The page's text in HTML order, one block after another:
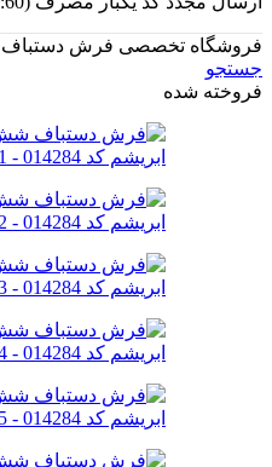
فروشگاه تخصصی فرش دستباف
جستجو
فروخته شده